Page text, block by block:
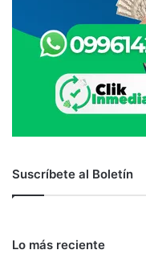
Suscríbete al Boletín
Lo más reciente